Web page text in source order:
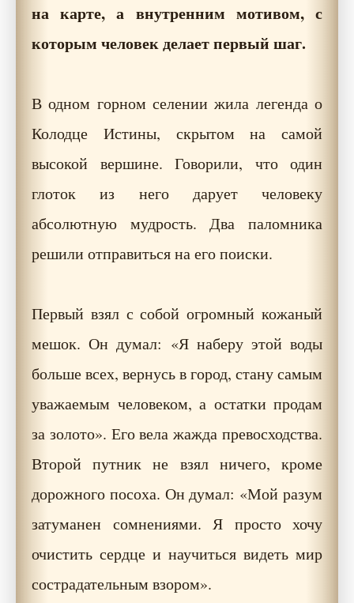
на карте, а внутренним мотивом, с
которым человек делает первый шаг.
В одном горном селении жила легенда о
Колодце Истины, скрытом на самой
высокой вершине. Говорили, что один
глоток из него дарует человеку
абсолютную мудрость. Два паломника
решили отправиться на его поиски.
Первый взял с собой огромный кожаный
мешок. Он думал: «Я наберу этой воды
больше всех, вернусь в город, стану самым
уважаемым человеком, а остатки продам
за золото». Его вела жажда превосходства.
Второй путник не взял ничего, кроме
дорожного посоха. Он думал: «Мой разум
затуманен сомнениями. Я просто хочу
очистить сердце и научиться видеть мир
сострадательным взором».